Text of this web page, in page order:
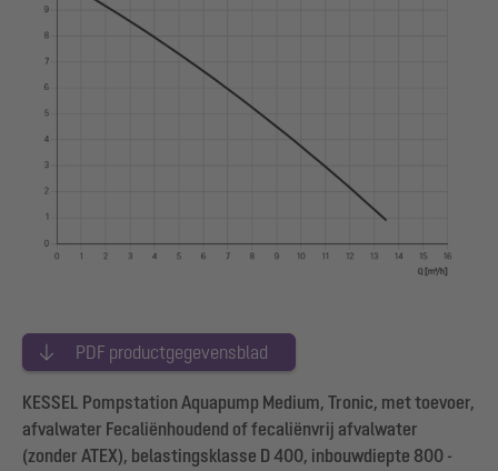
PDF productgegevensblad
KESSEL Pompstation Aquapump Medium, Tronic, met toevoer,
afvalwater Fecaliënhoudend of fecaliënvrij afvalwater
(zonder ATEX), belastingsklasse D 400, inbouwdiepte 800 -